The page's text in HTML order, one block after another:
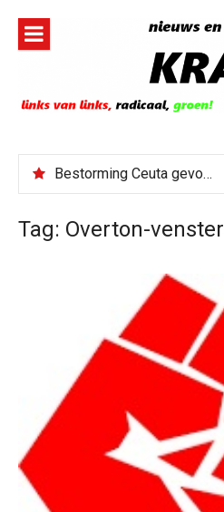
inhoud
Bestorming Ceuta gevolg van op sociale media verspreide hoax?
Tag: Overton-venster